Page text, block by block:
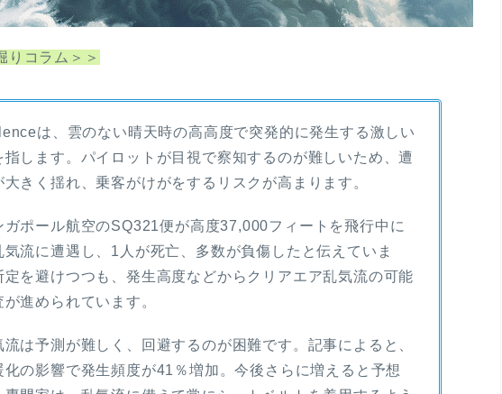
りコラム＞＞
は、雲のない晴天時の高高度で突発的に発生する激しい
します。パイロットが目視で察知するのが難しいため、遭
きく揺れ、乗客がけがをするリスクが高まります。
ガポール航空のSQ321便が高度37,000フィートを飛行中に
気流に遭遇し、1人が死亡、多数が負傷したと伝えていま
定を避けつつも、発生高度などからクリアエア乱気流の可能
進められています。
流は予測が難しく、回避するのが困難です。記事によると、
の影響で発生頻度が41％増加。今後さらに増えると予想